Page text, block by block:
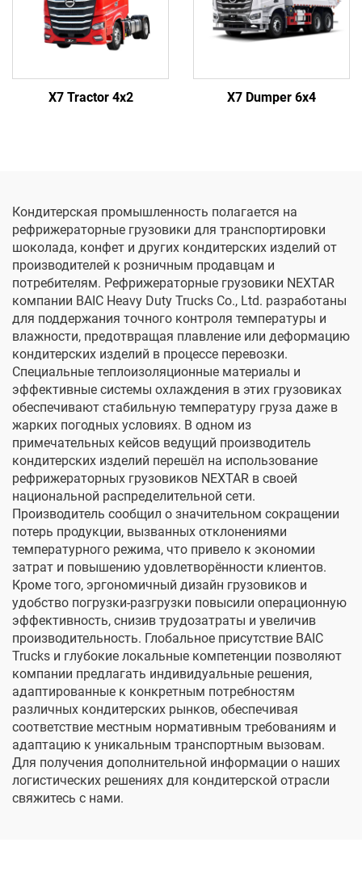
X7 Tractor 4x2 X7 Dumper 6x4
Кондитерская промышленность полагается на
рефрижераторные грузовики для транспортировки
шоколада, конфет и других кондитерских изделий от
производителей к розничным продавцам и
потребителям. Рефрижераторные грузовики NEXTAR
компании BAIC Heavy Duty Trucks Co., Ltd. разработаны
для поддержания точного контроля температуры и
влажности, предотвращая плавление или деформацию
кондитерских изделий в процессе перевозки.
Специальные теплоизоляционные материалы и
эффективные системы охлаждения в этих грузовиках
обеспечивают стабильную температуру груза даже в
жарких погодных условиях. В одном из
примечательных кейсов ведущий производитель
кондитерских изделий перешёл на использование
рефрижераторных грузовиков NEXTAR в своей
национальной распределительной сети.
Производитель сообщил о значительном сокращении
потерь продукции, вызванных отклонениями
температурного режима, что привело к экономии
затрат и повышению удовлетворённости клиентов.
Кроме того, эргономичный дизайн грузовиков и
удобство погрузки-разгрузки повысили операционную
эффективность, снизив трудозатраты и увеличив
производительность. Глобальное присутствие BAIC
Trucks и глубокие локальные компетенции позволяют
компании предлагать индивидуальные решения,
адаптированные к конкретным потребностям
различных кондитерских рынков, обеспечивая
соответствие местным нормативным требованиям и
адаптацию к уникальным транспортным вызовам.
Для получения дополнительной информации о наших
логистических решениях для кондитерской отрасли
свяжитесь с нами.